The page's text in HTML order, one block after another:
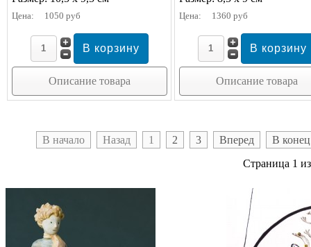
Цена: 1050 руб
Описание товара
Цена: 1360 руб
Описание товара
В начало Назад 1 2 3 Вперед
В конец
Страница 1